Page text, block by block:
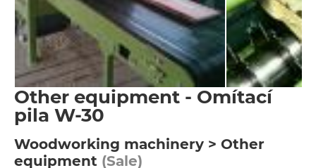
Other equipment - Omítací
pila W-30
Woodworking machinery > Other
equipment (Sale)